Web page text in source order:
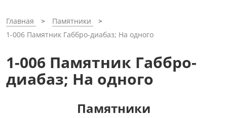
Главная
Памятники
1-006 Памятник Габбро-диабаз; На одного
1-006 Памятник Габбро-
диабаз; На одного
Памятники